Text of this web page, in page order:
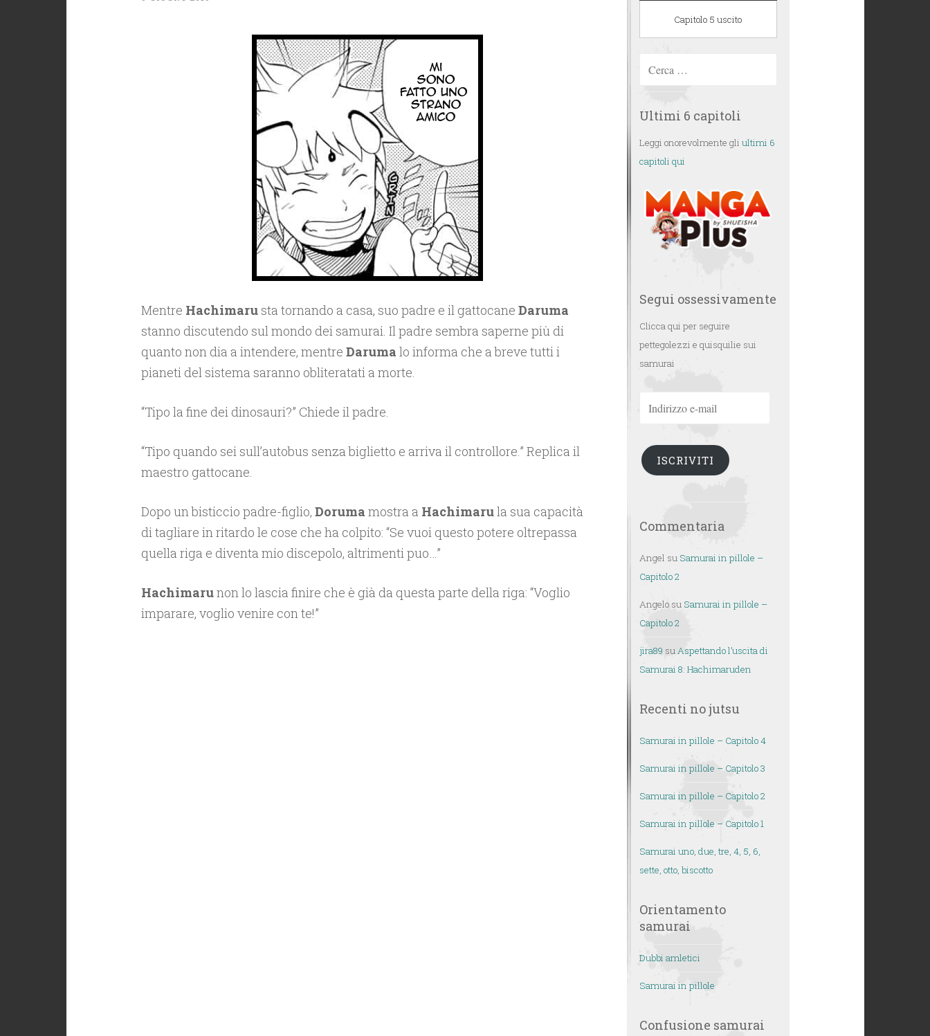
Mentre Hachimarusta tornando a casa, suo padre e il gattocane Daruma
stanno discutendo sul mondo dei samurai. Il padre sembra saperne più di
quanto non dia a intendere, mentre Daruma lo informa che a breve tutti i
pianeti del sistema saranno obliteratati a morte.
“Tipo la fine dei dinosauri?” Chiede il padre.
“Tipo quando sei sull’autobus senza biglietto e arriva il controllore.” Replica il
maestro gattocane.
Dopo un bisticcio padre-figlio, Doruma mostra a Hachimarula sua capacità
di tagliare in ritardo le cose che ha colpito: “Se vuoi questo potere oltrepassa
quella riga e diventa mio discepolo, altrimenti puo…”
Hachimarunon lo lascia finire che è già da questa parte della riga: “Voglio
imparare, voglio venire con te!”
Capitolo 5 uscito
Ultimi 6 capitoli
Leggi onorevolmente gliultimi 6
capitoli qui
Segui ossessivamente
Clicca qui per seguire
pettegolezzi e quisquilie sui
samurai
ISCRIVITI
Commentaria
Angel su Samurai in pillole –
Capitolo 2
Angelo su Samurai in pillole –
Capitolo 2
jira89 suAspettando l’uscita di
Samurai 8: Hachimaruden
Recenti no jutsu
Samurai in pillole – Capitolo 4
Samurai in pillole – Capitolo 3
Samurai in pillole – Capitolo 2
Samurai in pillole – Capitolo 1
Samurai uno, due, tre, 4, 5, 6,
sette, otto, biscotto
Orientamento
samurai
Dubbi amletici
Samurai in pillole
Confusione samurai